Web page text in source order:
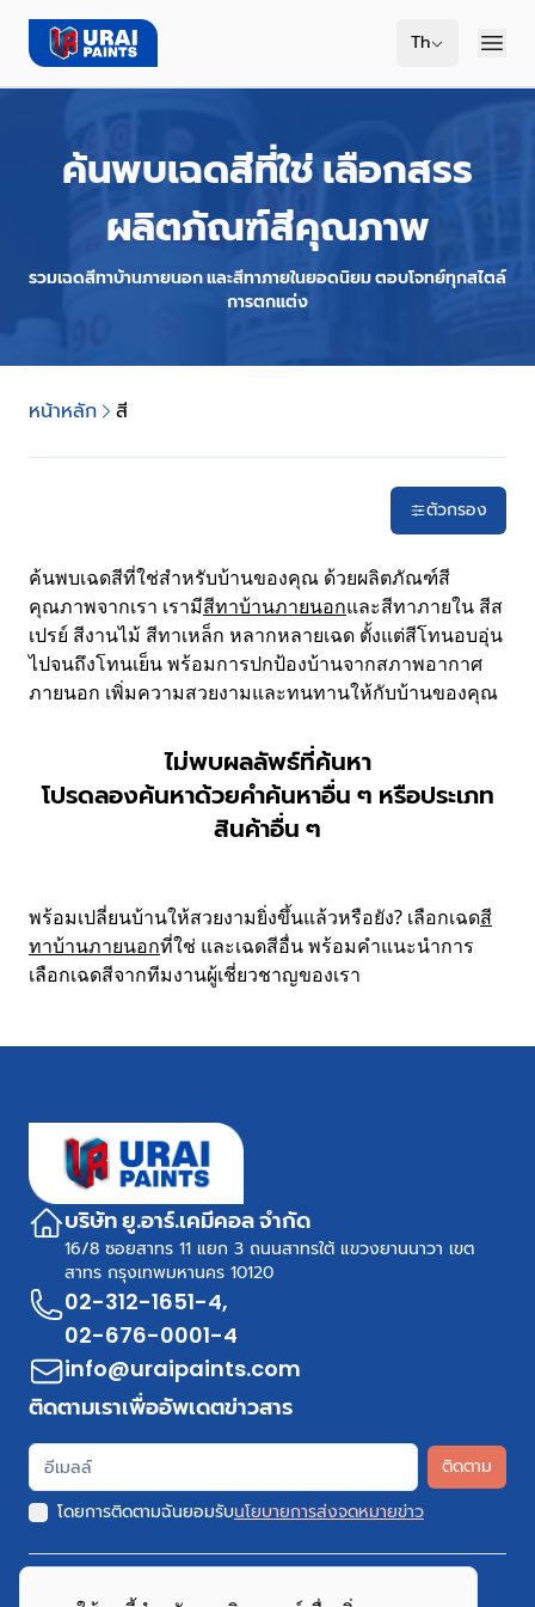
Th
ค้นพบเฉดสีที่ใช่ เลือกสรร
ผลิตภัณฑ์สีคุณภาพ
รวมเฉดสีทาบ้านภายนอก และสีทาภายในยอดนิยม ตอบโจทย์ทุกสไตล์
การตกแต่ง
หน้าหลัก สี
ตัวกรอง
ค้นพบเฉดสีที่ใช่สำหรับบ้านของคุณ ด้วยผลิตภัณฑ์สี
คุณภาพจากเรา เรามีสีทาบ้านภายนอกและสีทาภายใน สีส
เปรย์ สีงานไม้ สีทาเหล็ก หลากหลายเฉด ตั้งแต่สีโทนอบอุ่น
ไปจนถึงโทนเย็น พร้อมการปกป้องบ้านจากสภาพอากาศ
ภายนอก เพิ่มความสวยงามและทนทานให้กับบ้านของคุณ
ไม่พบผลลัพธ์ที่ค้นหา
โปรดลองค้นหาด้วยคำค้นหาอื่น ๆ หรือประเภท
สินค้าอื่น ๆ
พร้อมเปลี่ยนบ้านให้สวยงามยิ่งขึ้นแล้วหรือยัง? เลือกเฉดสี
ทาบ้านภายนอกที่ใช่ และเฉดสีอื่น พร้อมคำแนะนำการ
เลือกเฉดสีจากทีมงานผู้เชี่ยวชาญของเรา
บริษัท ยู.อาร์.เคมีคอล จำกัด
16/8 ซอยสาทร 11 แยก 3 ถนนสาทรใต้ แขวงยานนาวา เขต
สาทร กรุงเทพมหานคร 10120
02-312-1651-4,
02-676-0001-4
info@uraipaints.com
ติดตามเราเพื่ออัพเดตข่าวสาร
ติดตาม
โดยการติดตามฉันยอมรับนโยบายการส่งจดหมายข่าว